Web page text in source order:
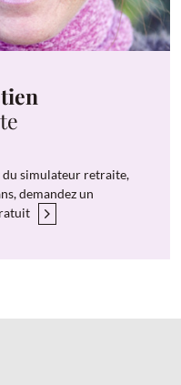
du simulateur retraite,
demandez un
- ASSUREUR